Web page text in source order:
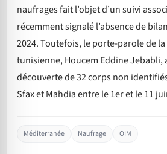
naufrages fait l’objet d’un suivi
récemment signalé l’absence de
2024. Toutefois, le porte-parole de
tunisienne, Houcem Eddine Jebabli,
découverte de 32 corps non
Sfax et Mahdia entre le 1er et le 11
Méditerranée Naufrage OIM